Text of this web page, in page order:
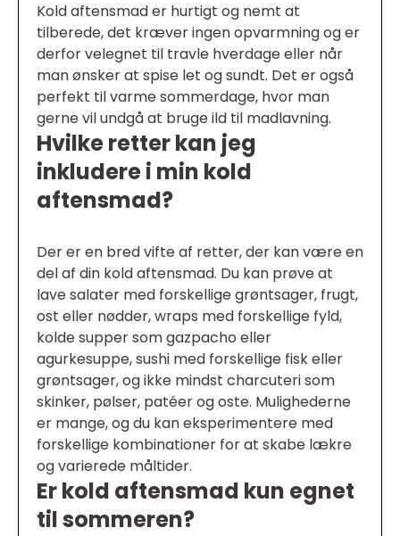
Kold aftensmad er hurtigt og nemt at
tilberede, det kræver ingen opvarmning og er
derfor velegnet til travle hverdage eller når
man ønsker at spise let og sundt. Det er også
perfekt til varme sommerdage, hvor man
gerne vil undgå at bruge ild til madlavning.
Hvilke retter kan jeg
inkludere i min kold
aftensmad?
Der er en bred vifte af retter, der kan være en
del af din kold aftensmad. Du kan prøve at
lave salater med forskellige grøntsager, frugt,
ost eller nødder, wraps med forskellige fyld,
kolde supper som gazpacho eller
agurkesuppe, sushi med forskellige fisk eller
grøntsager, og ikke mindst charcuteri som
skinker, pølser, patéer og oste. Mulighederne
er mange, og du kan eksperimentere med
forskellige kombinationer for at skabe lækre
og varierede måltider.
Er kold aftensmad kun egnet
til sommeren?